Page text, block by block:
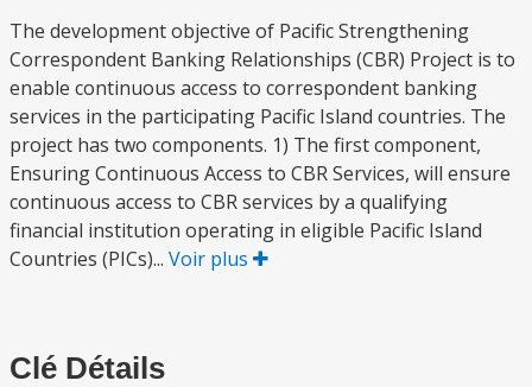
The development objective of Pacific Strengthening
Correspondent Banking Relationships (CBR) Project is to
enable continuous access to correspondent banking
services in the participating Pacific Island countries. The
project has two components. 1) The first component,
Ensuring Continuous Access to CBR Services, will ensure
continuous access to CBR services by a qualifying
financial institution operating in eligible Pacific Island
Countries (PICs)... Voir plus
Clé Détails